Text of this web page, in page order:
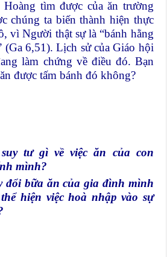
tìm được của ăn trường
chúng ta biến thành hiện thực
vì Người thật sự là “bánh hằng
(Ga 6,51). Lịch sử của Giáo hội
làm chứng về điều đó. Bạn
được tấm bánh đó không?
tư gì về việc ăn của con
mình?
đổi bữa ăn của gia đình mình
hiện việc hoà nhập vào sự